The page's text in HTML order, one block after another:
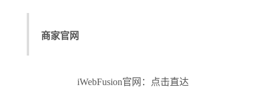
商家官网
iWebFusion官网：点击直达